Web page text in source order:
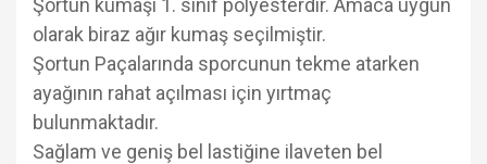
Şortun kumaşı 1. sınıf polyesterdir. Amaca uygun
olarak biraz ağır kumaş seçilmiştir.
Şortun Paçalarında sporcunun tekme atarken
ayağının rahat açılması için yırtmaç
bulunmaktadır.
Sağlam ve geniş bel lastiğine ilaveten bel